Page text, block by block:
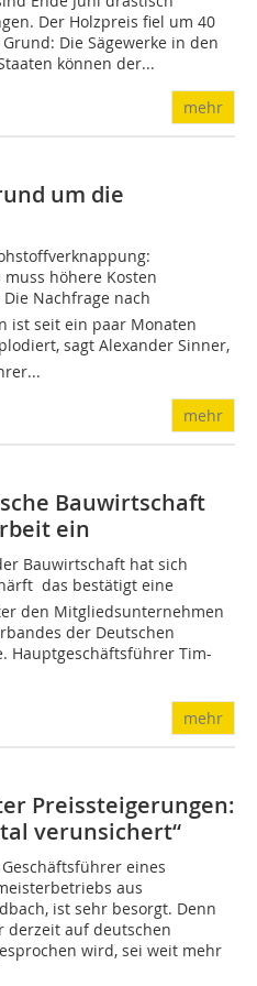
Der Holzpreis fiel um 40
Die Sägewerke in den
können der...
mehr
um die
höhere Kosten
Nachfrage nach
ist seit ein paar Monaten
sagt Alexander Sinner,
mehr
Bauwirtschaft
ein
Bauwirtschaft hat sich
 das bestätigt eine
den Mitgliedsunternehmen
der Deutschen
Hauptgeschäftsführer Tim-
mehr
Preissteigerungen:
verunsichert“
eines
aus
ist sehr besorgt. Denn
derzeit auf deutschen
wird, sei weit mehr